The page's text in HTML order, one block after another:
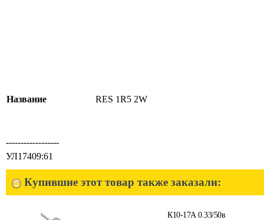
Название RES 1R5 2W
------------------
УЛ17409:61
Купившие этот товар также заказали:
К10-17А 0.33/50в